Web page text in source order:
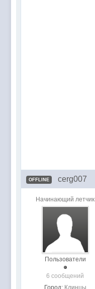
OFFLINE cerg007
Начинающий летчик
Пользователи
6 сообщений
Город: Клинцы